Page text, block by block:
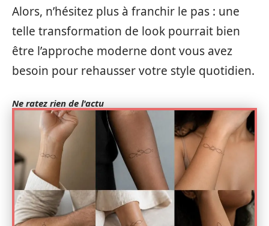
Alors, n’hésitez plus à franchir le pas : une
telle transformation de look pourrait bien
être l’approche moderne dont vous avez
besoin pour rehausser votre style quotidien.
Ne ratez rien de l'actu